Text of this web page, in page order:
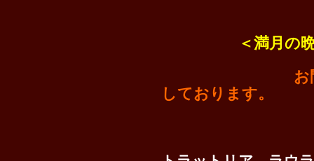
＜満月の
お
しております。